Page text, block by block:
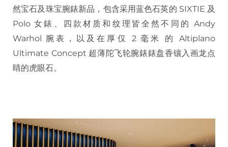
然宝石及珠宝腕錶新品，包含采用蓝色石英的 SIXTIE 及
Polo 女錶、四款材质和纹理皆全然不同的 Andy
Warhol 腕表，以及在厚仅 2 毫米 的 Altiplano
Ultimate Concept 超薄陀飞轮腕錶錶盘香镶入画龙点
睛的虎眼石。